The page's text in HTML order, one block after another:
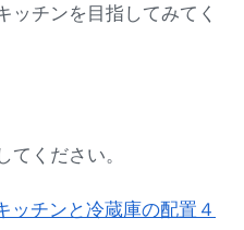
ッチンを目指してみてく
てください。
ッチンと冷蔵庫の配置４